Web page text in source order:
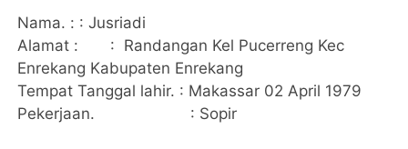
Nama. : : Jusriadi
Alamat : : Randangan Kel Pucerreng Kec
Enrekang Kabupaten Enrekang
Tempat Tanggal lahir. : Makassar 02 April 1979
Pekerjaan. : Sopir